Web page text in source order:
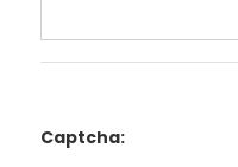
Captcha: